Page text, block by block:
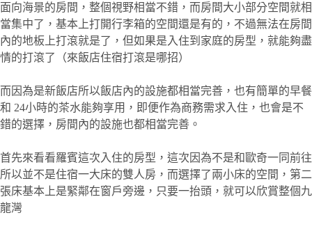
面向海景的房間，整個視野相當不錯，而房間大小部分空間就相
當集中了，基本上打開行李箱的空間還是有的，不過無法在房間
內的地板上打滾就是了，但如果是入住到家庭的房型，就能夠盡
情的打滾了（來飯店住宿打滾是哪招）
而因為是新飯店所以飯店內的設施都相當完善，也有簡單的早餐
和 24小時的茶水能夠享用，即便作為商務需求入住，也會是不
錯的選擇，房間內的設施也都相當完善。
首先來看看羅賓這次入住的房型，這次因為不是和歐奇一同前往
所以並不是住宿一大床的雙人房，而選擇了兩小床的空間，第二
張床基本上是緊鄰在窗戶旁邊，只要一抬頭，就可以欣賞整個九
龍灣